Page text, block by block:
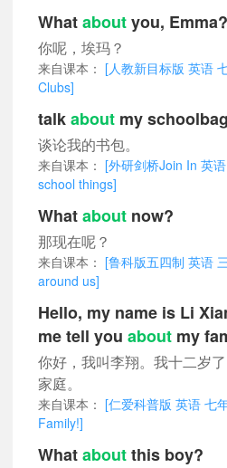
Whataboutyou, Emma?
你呢，埃玛？
来自课本： [人教新目标版 英语
Clubs]
talkabout my
谈论我的书包。
来自课本： [外研剑桥Join In 英
school things]
Whatabout now?
那现在呢？
来自课本： [鲁科版五四制 英语
around us]
Hello, my name is Li
me tell you about my
你好，我叫李翔。我十二岁
家庭。
来自课本： [仁爱科普版 英语 七
Family!]
Whataboutthis boy?